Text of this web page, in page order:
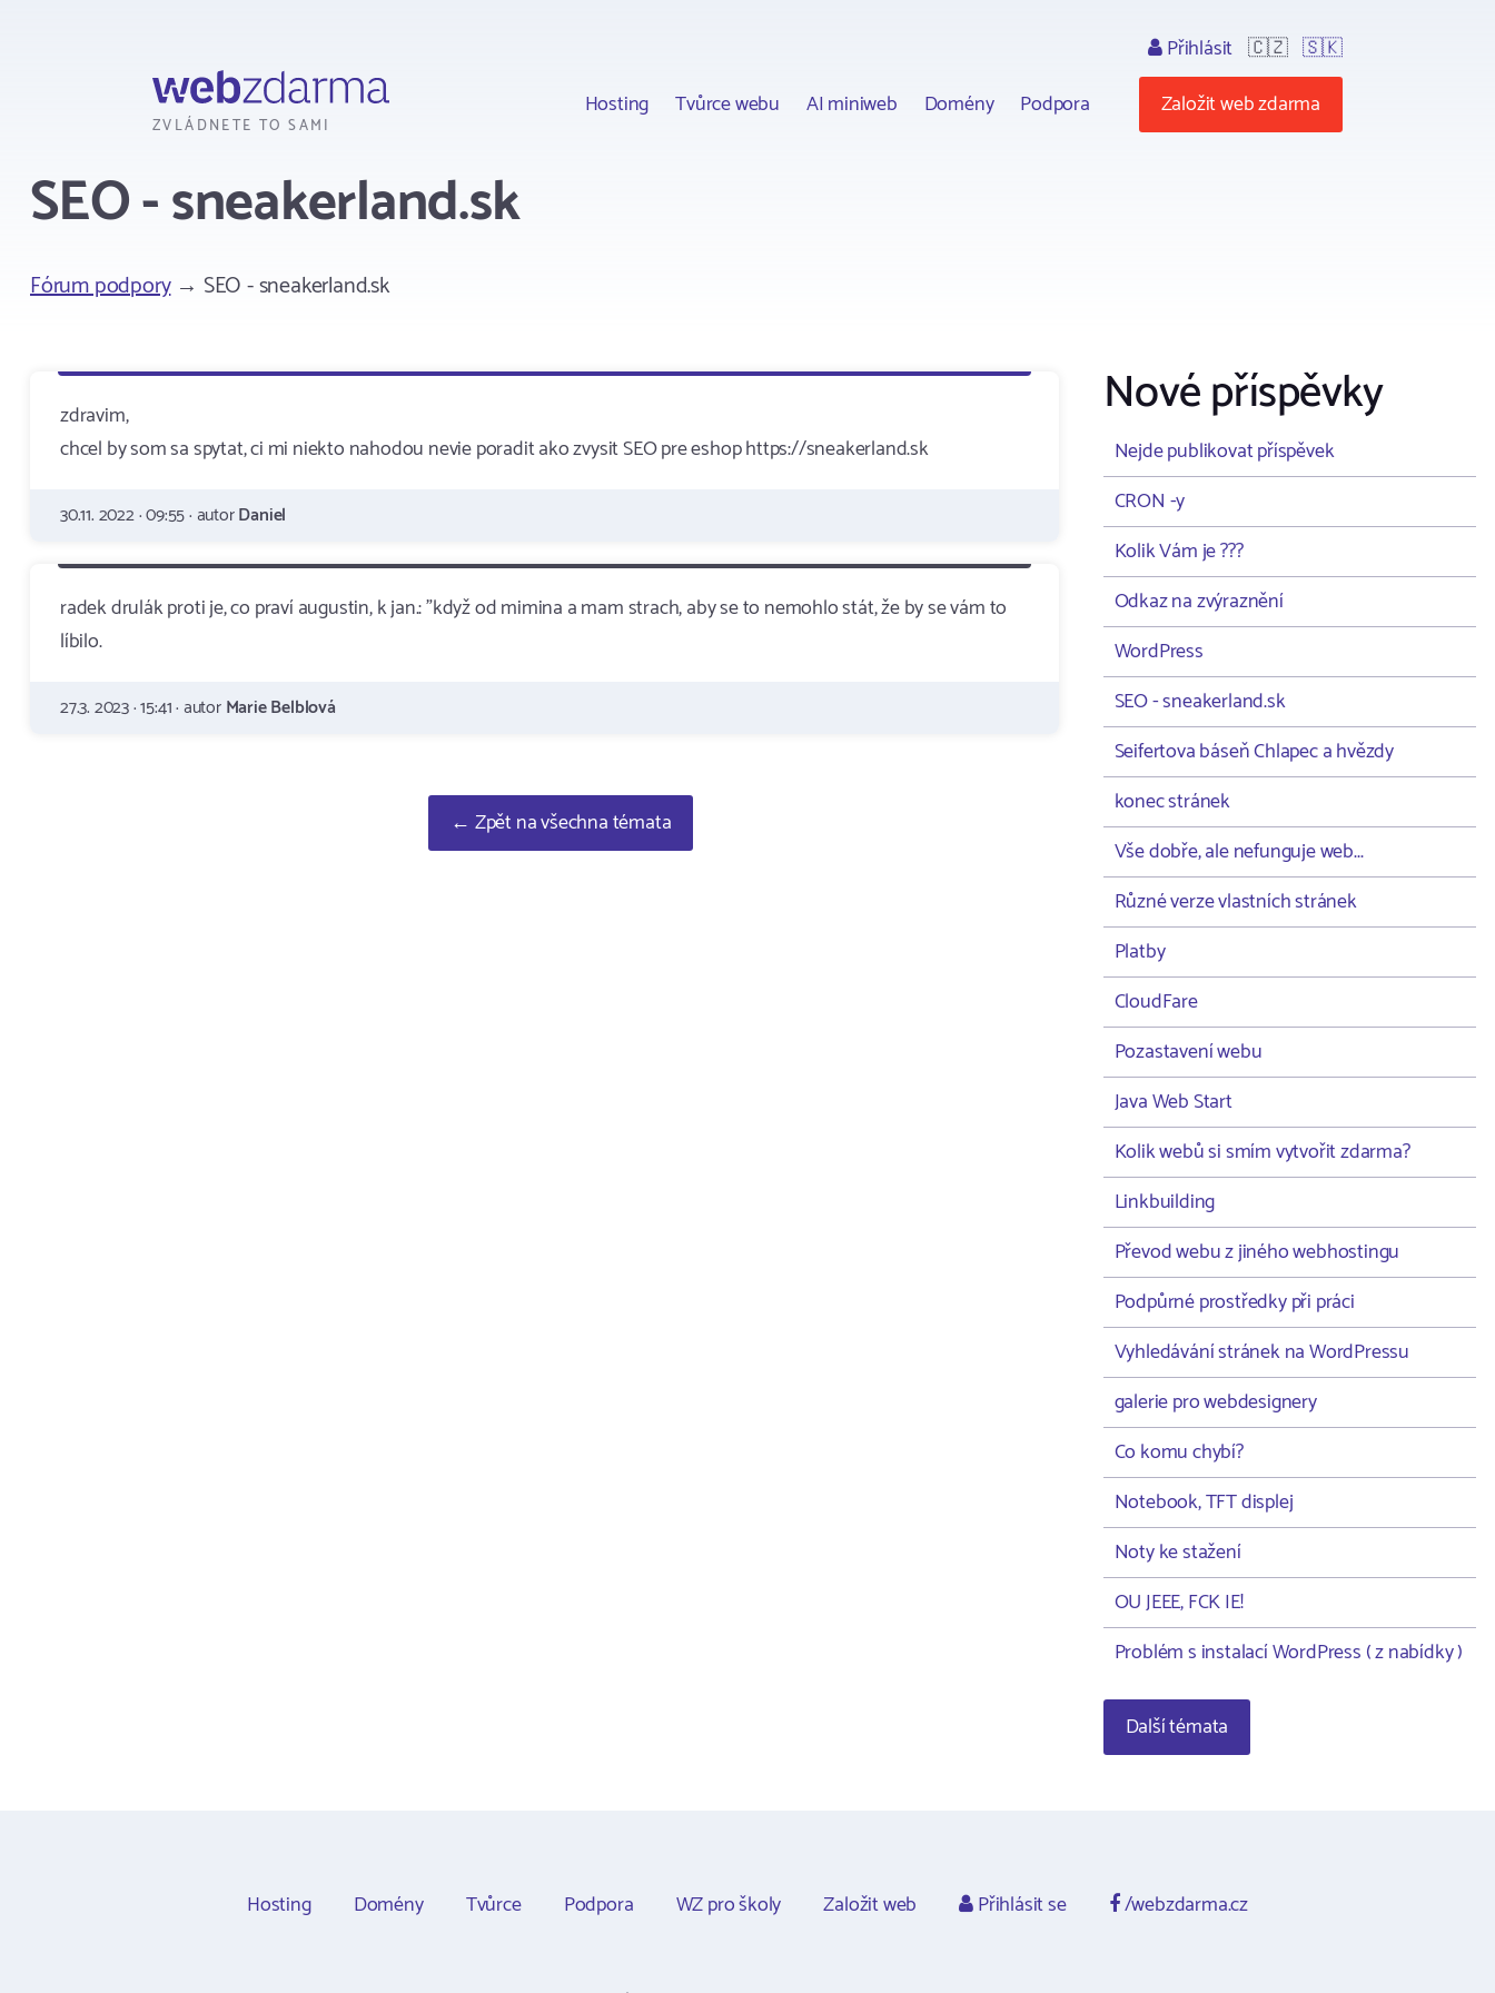
ZVLÁDNETE TO SAMI
Hosting Tvůrce webu AI miniweb Domény Podpora
Přihlásit 🇨🇿 🇸🇰
Založit web zdarma
SEO - sneakerland.sk
Fórum podpory→ SEO - sneakerland.sk
zdravim,
chcel by som sa spytat, ci mi niekto nahodou nevie poradit ako zvysit SEO pre eshop https://sneakerland.sk
30.11. 2022 · 09:55 · autorDaniel
radek drulák proti je, co praví augustin, k jan.: "když od mimina a mam strach, aby se to nemohlo stát, že by se vám to
líbilo.
27.3. 2023 · 15:41 · autorMarie Belblová
← Zpět na všechna témata
Nové příspěvky
Nejde publikovat příspěvek
CRON -y
Kolik Vám je ???
Odkaz na zvýraznění
WordPress
SEO - sneakerland.sk
Seifertova báseň Chlapec a hvězdy
konec stránek
Vše dobře, ale nefunguje web...
Různé verze vlastních stránek
Platby
CloudFare
Pozastavení webu
Java Web Start
Kolik webů si smím vytvořit zdarma?
Linkbuilding
Převod webu z jiného webhostingu
Podpůrné prostředky při práci
Vyhledávání stránek na WordPressu
galerie pro webdesignery
Co komu chybí?
Notebook, TFT displej
Noty ke stažení
OU JEEE, FCK IE!
Problém s instalací WordPress ( z nabídky )
Další témata
Hosting Domény Tvůrce Podpora WZ pro školy Založit web Přihlásit se /webzdarma.cz